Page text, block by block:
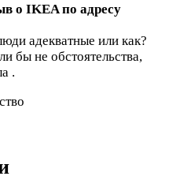
о IKEA по адресу
адекватные или как?
бы не обстоятельства,
.